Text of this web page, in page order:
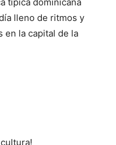
lleno de ritmos y
en la capital de la